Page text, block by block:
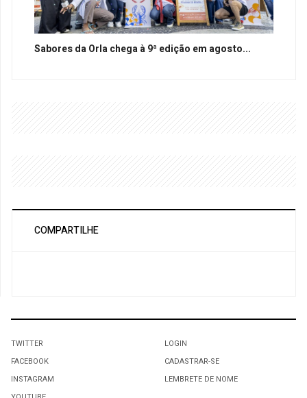
Sabores da Orla chega à 9ª edição em agosto...
COMPARTILHE
TWITTER
FACEBOOK
INSTAGRAM
LOGIN
CADASTRAR-SE
LEMBRETE DE NOME